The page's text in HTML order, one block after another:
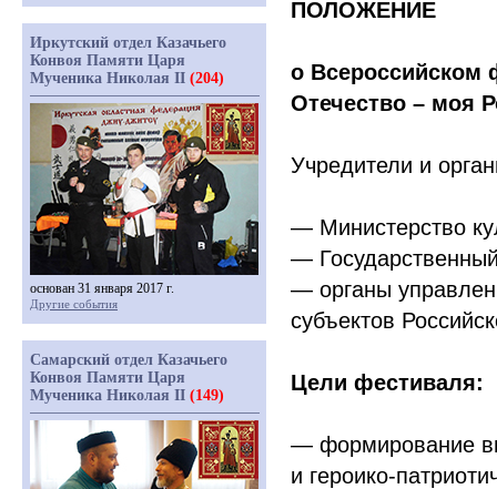
ПОЛОЖЕНИЕ
о Всероссийском
Отечество – моя
Учредители и
— Министерство
—
— органы
субъектов
Цели фестиваля:
— формирование
и героико-
Иркутский отдел Казачьего
Конвоя Памяти Царя
Мученика Николая II (204)
основан 31 января 2017 г.
Другие события
Самарский отдел Казачьего
Конвоя Памяти Царя
Мученика Николая II (149)